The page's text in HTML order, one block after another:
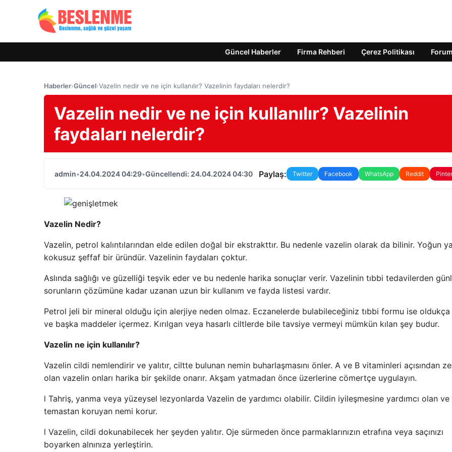
Güncel Haberler Firma Rehberi Çerez Politikası Forum
Haberler›Güncel›Vazelin nedir ve ne için kullanılır? Vazelinin faydaları nelerdir?
Vazelin nedir ve ne için kullanılır? Vazelinin
faydaları nelerdir?
admin•24.04.2024 04:29•Güncellendi: 24.04.2024 04:30 Paylaş: Twitter Facebook WhatsApp Reddit
Vazelin Nedir?
Vazelin, petrol kalıntılarından elde edilen doğal bir ekstrakttır. Bu nedenle vazelin olarak da bilinir. Yoğun
kokusuz şeffaf bir üründür. Vazelinin faydaları çoktur.
Aslında sağlığı ve güzelliği teşvik eder ve bu nedenle harika sonuçlar verir. Vazelinin tıbbi tedavilerden
sorunların çözümüne kadar uzanan uzun bir kullanım ve fayda listesi vardır.
Petrol jeli bir mineral olduğu için alerjiye neden olmaz. Eczanelerde bulabileceğiniz tıbbi formu ise oldukça
ve başka maddeler içermez. Kırılgan veya hasarlı ciltlerde bile tavsiye vermeyi mümkün kılan şey budur.
Vazelin ne için kullanılır?
Vazelin cildi nemlendirir ve yalıtır, ciltte bulunan nemin buharlaşmasını önler. A ve B vitaminleri açısından
olan vazelin onları harika bir şekilde onarır. Akşam yatmadan önce üzerlerine cömertçe uygulayın.
l Tahriş, yanma veya yüzeysel lezyonlarda Vazelin de yardımcı olabilir. Cildin iyileşmesine yardımcı olan ve
temastan koruyan nemi korur.
l Vazelin, cildi dokunabilecek her şeyden yalıtır. Oje sürmeden önce parmaklarınızın etrafına veya saçınızı
boyarken alnınıza yerleştirin.